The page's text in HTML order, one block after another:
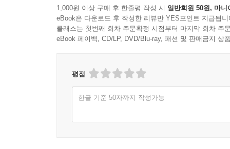
1,000원 이상 구매 후 한줄평 작성 시 일반회원 50원, 마니
eBook은 다운로드 후 작성한 리뷰만 YES포인트 지급됩니
클래스는 첫번째 회차 주문확정 시점부터 마지막 회차 주
eBook 페이백, CD/LP, DVD/Blu-ray, 패션 및 판매금지 상
평점
한글 기준 50자까지 작성가능